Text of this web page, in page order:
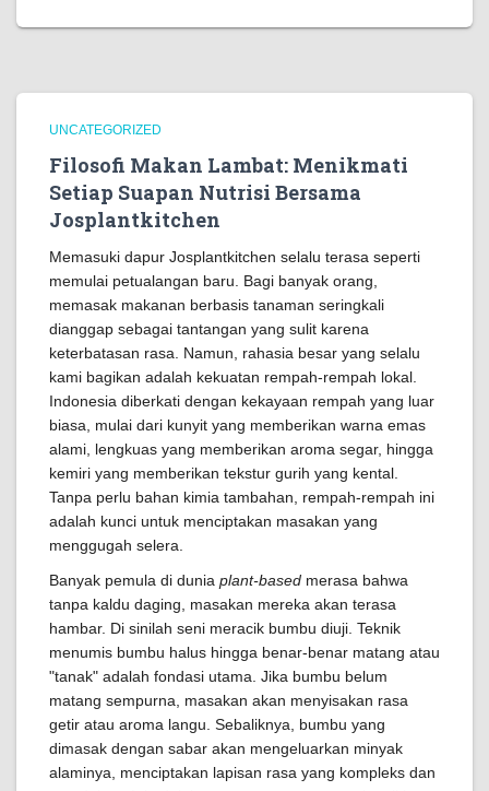
UNCATEGORIZED
Filosofi Makan Lambat: Menikmati
Setiap Suapan Nutrisi Bersama
Josplantkitchen
Memasuki dapur Josplantkitchen selalu terasa seperti
memulai petualangan baru. Bagi banyak orang,
memasak makanan berbasis tanaman seringkali
dianggap sebagai tantangan yang sulit karena
keterbatasan rasa. Namun, rahasia besar yang selalu
kami bagikan adalah kekuatan rempah-rempah lokal.
Indonesia diberkati dengan kekayaan rempah yang luar
biasa, mulai dari kunyit yang memberikan warna emas
alami, lengkuas yang memberikan aroma segar, hingga
kemiri yang memberikan tekstur gurih yang kental.
Tanpa perlu bahan kimia tambahan, rempah-rempah ini
adalah kunci untuk menciptakan masakan yang
menggugah selera.
Banyak pemula di dunia plant-based merasa bahwa
tanpa kaldu daging, masakan mereka akan terasa
hambar. Di sinilah seni meracik bumbu diuji. Teknik
menumis bumbu halus hingga benar-benar matang atau
"tanak" adalah fondasi utama. Jika bumbu belum
matang sempurna, masakan akan menyisakan rasa
getir atau aroma langu. Sebaliknya, bumbu yang
dimasak dengan sabar akan mengeluarkan minyak
alaminya, menciptakan lapisan rasa yang kompleks dan